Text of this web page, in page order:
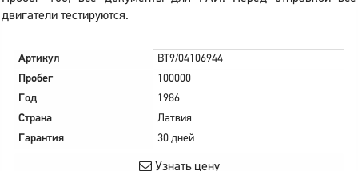
двигатели тестируются.
Артикул
BT9/04106944
Пробег
100000
Год
1986
Страна
Латвия
Гарантия
30 дней
Узнать цену